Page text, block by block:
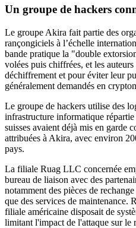
Un groupe de hackers
Le groupe Akira fait partie des
rançongiciels à l’échelle
bande pratique la "double
volées puis chiffrées, et les
déchiffrement et pour éviter leur
généralement demandés en
Le groupe de hackers utilise des
infrastructure informatique
suisses avaient déjà mis en garde
attribuées à Akira, avec environ
pays.
La filiale Ruag LLC concernée
bureau de liaison avec des
notamment des pièces de
que des services de maintenance.
filiale américaine disposait de
limitant l'impact de l'attaque sur le